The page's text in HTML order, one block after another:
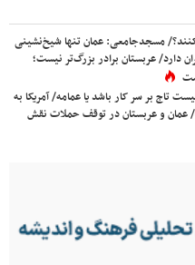
مسجدجامعی: عمان تنها شیخ‌نشینی
دارد/ عربستان برادر بزرگ‌تر نیست؛
تاج بر سر کار باشد یا عمامه/ آمریکا به
عمان و عربستان در توقف حملات نقش